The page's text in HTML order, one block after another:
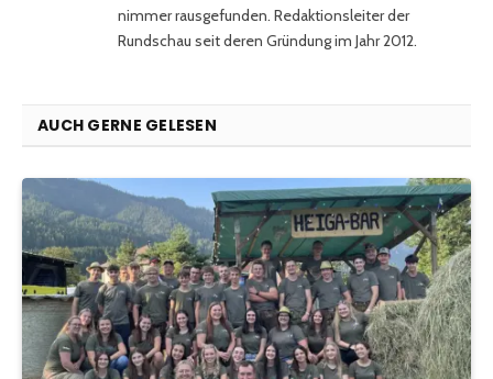
nimmer rausgefunden. Redaktionsleiter der
Rundschau seit deren Gründung im Jahr 2012.
AUCH GERNE GELESEN